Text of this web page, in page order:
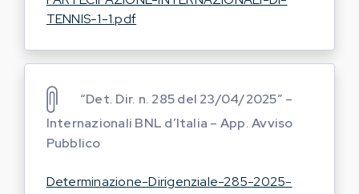
TENNIS-1-1.pdf
“Det. Dir. n. 285 del 23/04/2025″ –
Internazionali BNL d’Italia – App. Avviso
Pubblico
Determinazione-Dirigenziale-285-2025-